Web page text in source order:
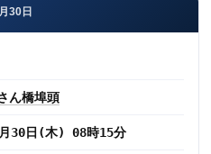
30日
ん橋埠頭
30日(木) 08時15分